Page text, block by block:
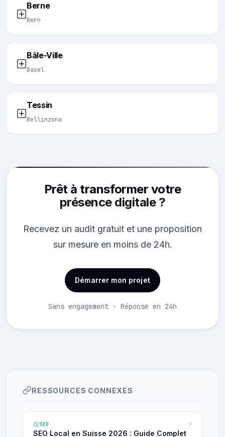
Berne
Bern
Bâle-Ville
Basel
Tessin
Bellinzona
Prêt à transformer votre
présence digitale ?
Recevez un audit gratuit et une proposition
sur mesure en moins de 24h.
Démarrer mon projet
Sans engagement · Réponse en 24h
RESSOURCES CONNEXES
SEO
SEO Local en Suisse 2026 : Guide Complet